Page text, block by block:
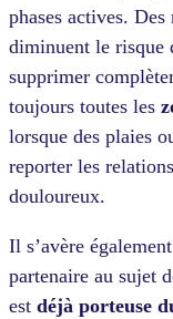
phases actives.
diminuent le risque
supprimer
toujours toutes les
lorsque des plaies
reporter les
douloureux.
Il s’avère
partenaire au sujet
est déjà porteuse